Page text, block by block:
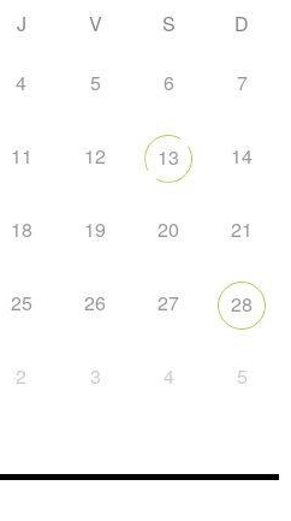
J V S D
4 5 6 7
11 12 13 14
18 19 20 21
25 26 27 28
2 3 4 5